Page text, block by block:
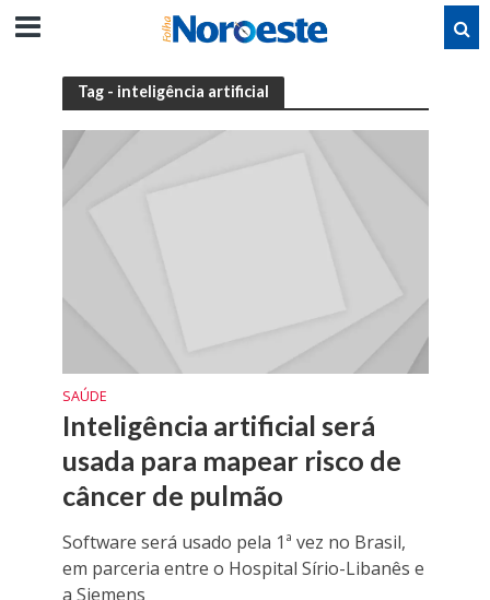
Tag - inteligência artificial
SAÚDE
Inteligência artificial será
usada para mapear risco de
câncer de pulmão
Software será usado pela 1ª vez no Brasil,
em parceria entre o Hospital Sírio-Libanês e
a Siemens